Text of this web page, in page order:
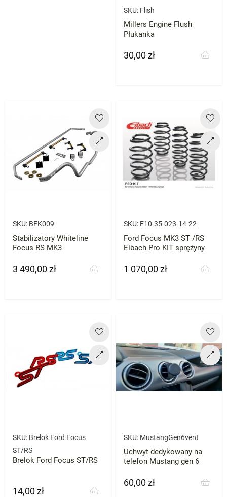
SKU: Flish
Millers Engine Flush
Płukanka
Cena
30,00 zł
SKU: BFK009
Stabilizatory Whiteline
Focus RS MK3
Cena
3 490,00 zł
SKU: E10-35-023-14-22
Ford Focus MK3 ST /RS
Eibach Pro KIT sprężyny
Cena
1 070,00 zł
SKU: Brelok Ford Focus
ST/RS
Brelok Ford Focus ST/RS
Cena
14,00 zł
SKU: MustangGen6vent
Uchwyt dedykowany na
telefon Mustang gen 6
Cena
60,00 zł